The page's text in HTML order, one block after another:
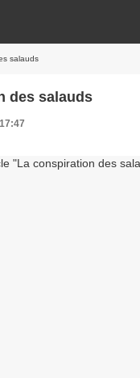
salauds
des salauds